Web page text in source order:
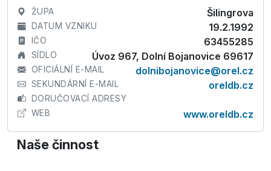
ŽUPA Šilingrova
DATUM VZNIKU 19.2.1992
IČO 63455285
SÍDLO Úvoz 967, Dolní Bojanovice 69617
OFICIÁLNÍ E-MAIL dolnibojanovice@orel.cz
SEKUNDÁRNÍ E-MAIL oreldb.cz
DORUČOVACÍ ADRESY
WEB
www.oreldb.cz
Naše činnost